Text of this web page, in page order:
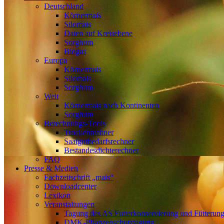
Deutschland
Körnermais
Silomais
Daten auf Kreisebene
Sorghum
Biogas
Europa
Körnermais
Silomais
Sorghum
Welt
Körnermais nach Kontinenten
Sorghum
Berechnungs-Tools
Trockenrechner
Saatgutbedarfsrechner
Bestandesdichterechner
FAQ
Presse & Medien
Fachzeitschrift „mais“
Downloadcenter
Lexikon
Veranstaltungen
Tagung des AS Futterkonservierung und Fütterung
DMK-Pflanzenschutztagung